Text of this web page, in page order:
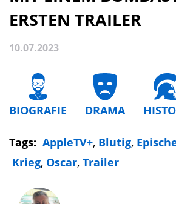
ERSTEN TRAILER
10.07.2023
BIOGRAFIE DRAMA
Tags: AppleTV+, Blutig,
Krieg, Oscar, Trailer